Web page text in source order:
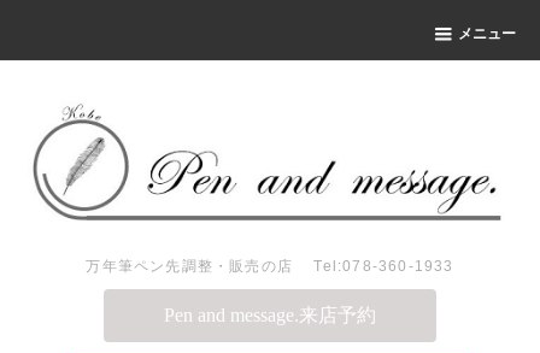
メニュー
万年筆ペン先調整・販売の店 Tel:078-360-1933
Pen and message.来店予約